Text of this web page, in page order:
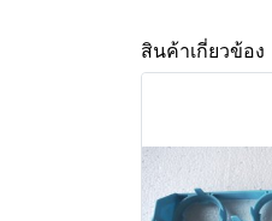
สินค้าเกี่ยวข้อง